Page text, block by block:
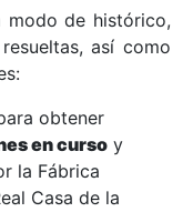
modo de histórico,
así como
obtener
en curso y
la Fábrica
Casa de la